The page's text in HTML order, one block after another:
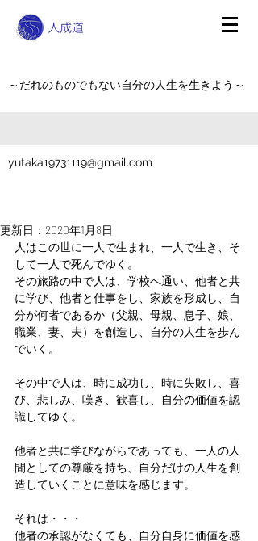
～だれのものでもない自分の人生を生きよう～
yutaka19731119@gmail.com
更新日： 2020年1月8日
人はこの世に一人で生まれ、一人で生き、そ
して一人で死んでゆく。
その旅路の中で人は、学校へ通い、他者と共
に学び、他者と仕事をし、家族を形成し、自
分が何者であるか（父親、母親、息子、娘、
職業、妻、夫）を創造し、自分の人生を歩ん
でいく。
その中で人は、時に成功し、時に失敗し、喜
び、悲しみ、嘆き、歓喜し、自分の価値を認
識してゆく。
他者と共に学びながらであっても、一人の人
間としての尊厳を持ち、自分だけの人生を創
造していくことに意味を感じます。
それは・・・
他者の承認がなくても、自分自身に価値を感